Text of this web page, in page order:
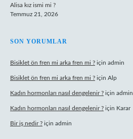
Alisa kız ismi mi ?
Temmuz 21, 2026
SON YORUMLAR
Bisiklet ön fren mi arka fren mi ? için admin
Bisiklet ön fren mi arka fren mi ? için Alp
Kadın hormonları nasıl dengelenir ? için admin
Kadın hormonları nasıl dengelenir ? için Karar
Bir iş nedir ? için admin